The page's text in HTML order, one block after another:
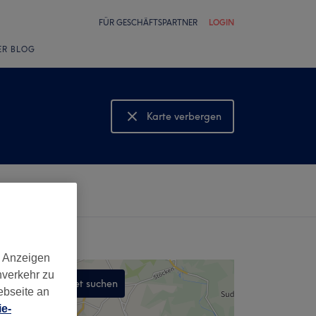
FÜR GESCHÄFTSPARTNER LOGIN
BLOG
Karte verbergen
Karte anzeigen
In diesem Gebiet suchen
zu
an